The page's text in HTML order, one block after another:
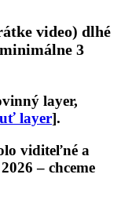
video) dlhé
3
layer,
layer].
viditeľné a
– chceme